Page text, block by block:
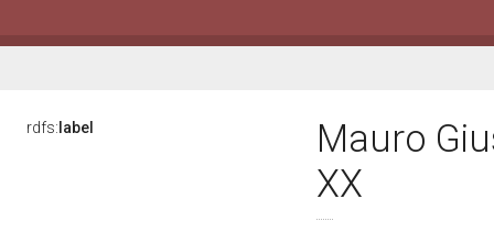
rdfs: label
Mauro
XX